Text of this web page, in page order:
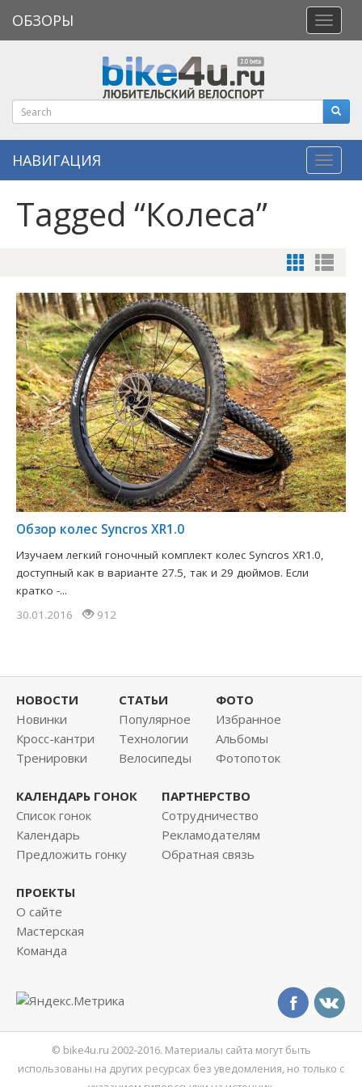
меню
ОБЗОРЫ
НАВИГАЦИЯ
Tagged “Колеса”
Обзор колес Syncros XR1.0
Изучаем легкий гоночный комплект колес Syncros XR1.0,
доступный как в варианте 27.5, так и 29 дюймов. Если
кратко -...
30.01.2016
912
НОВОСТИ
Новинки
Кросс-кантри
Тренировки
СТАТЬИ
Популярное
Технологии
Велосипеды
ФОТО
Избранное
Альбомы
Фотопоток
КАЛЕНДАРЬ ГОНОК
Список гонок
Календарь
Предложить гонку
ПАРТНЕРСТВО
Сотрудничество
Рекламодателям
Обратная связь
ПРОЕКТЫ
О сайте
Мастерская
Команда
© bike4u.ru 2002-2016. Материалы сайта могут быть
использованы на других ресурсах без уведомления, но только с